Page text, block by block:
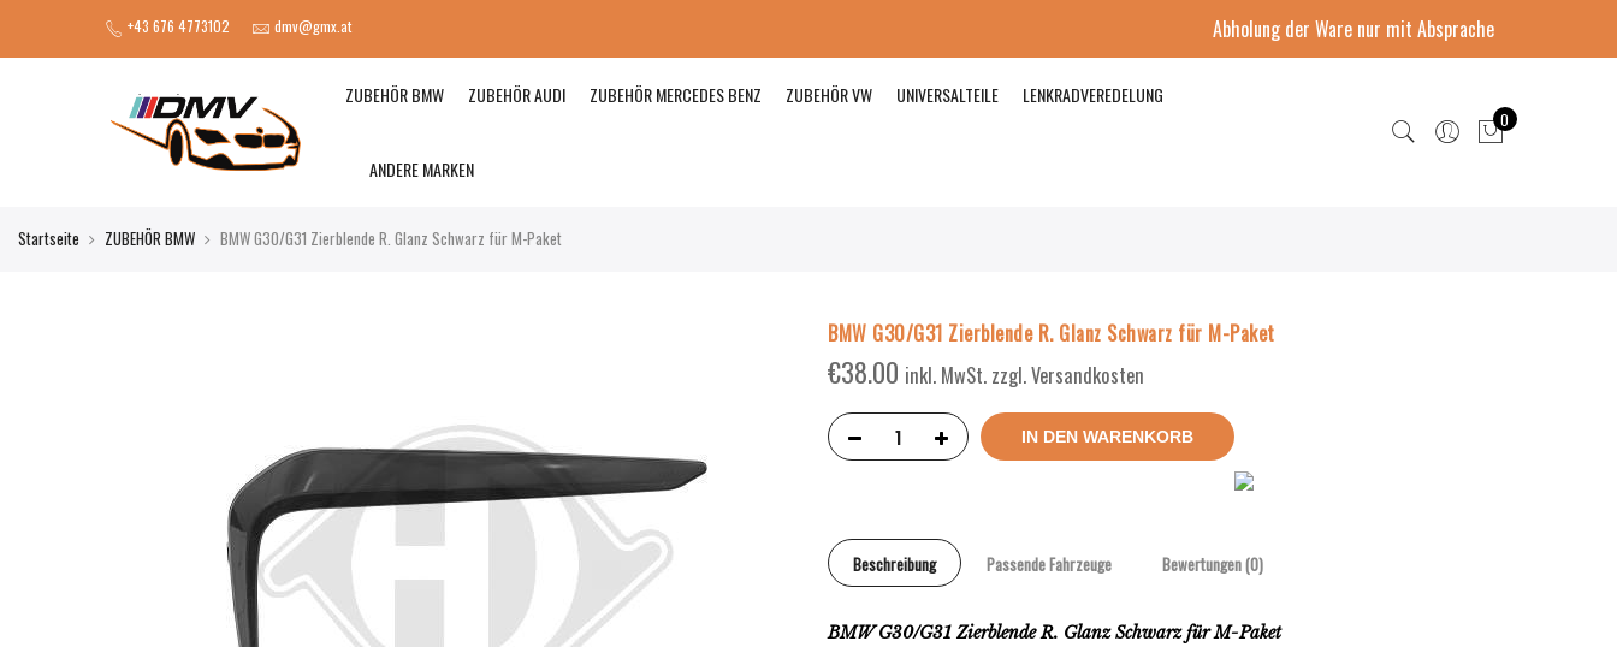
+43 676 4773102 dmv@gmx.at Abholung der Ware nur mit Absprache
ZUBEHÖR BMW ZUBEHÖR AUDI ZUBEHÖR MERCEDES BENZ ZUBEHÖR VW UNIVERSALTEILE LENKRADVEREDELUNG
ANDERE MARKEN
0
Startseite ZUBEHÖR BMW BMW G30/G31 Zierblende R. Glanz Schwarz für M-Paket
BMW G30/G31 Zierblende R. Glanz Schwarz für M-Paket
€38.00 inkl. MwSt. zzgl. Versandkosten
IN DEN WARENKORB
Beschreibung Passende Fahrzeuge Bewertungen (0)
BMW G30/G31 Zierblende R. Glanz Schwarz für M-Paket